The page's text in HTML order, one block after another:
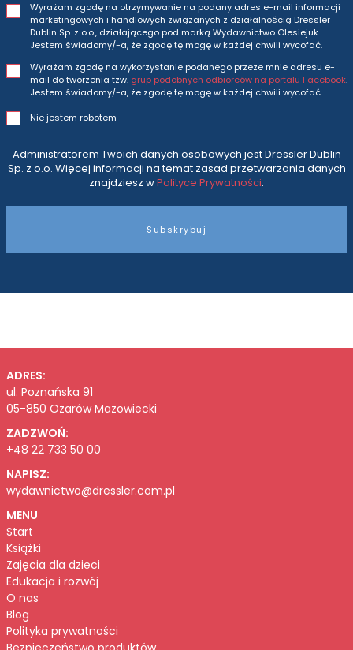
Wyrażam zgodę na otrzymywanie na podany adres e-mail informacji
marketingowych i handlowych związanych z działalnością Dressler
Dublin Sp. z o.o., działającego pod marką Wydawnictwo Olesiejuk.
Jestem świadomy/-a, że zgodę tę mogę w każdej chwili wycofać.
Wyrażam zgodę na wykorzystanie podanego przeze mnie adresu e-
mail do tworzenia tzw. grup podobnych odbiorców na portalu Facebook.
Jestem świadomy/-a, że zgodę tę mogę w każdej chwili wycofać.
Nie jestem robotem
Administratorem Twoich danych osobowych jest Dressler Dublin
Sp. z o.o. Więcej informacji na temat zasad przetwarzania danych
znajdziesz wPolityce Prywatności.
Subskrybuj
ADRES:
ul. Poznańska 91
05-850 Ożarów Mazowiecki
ZADZWOŃ:
+48 22 733 50 00
NAPISZ:
wydawnictwo@dressler.com.pl
MENU
Start
Książki
Zajęcia dla dzieci
Edukacja i rozwój
O nas
Blog
Polityka prywatności